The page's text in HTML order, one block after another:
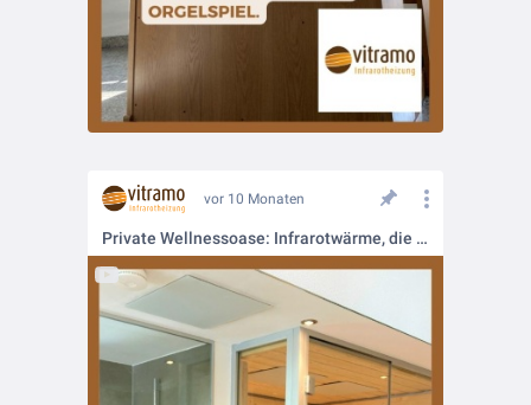
vor 10 Monaten
Private Wellnessoase: Infrarotwärme, die man spürt